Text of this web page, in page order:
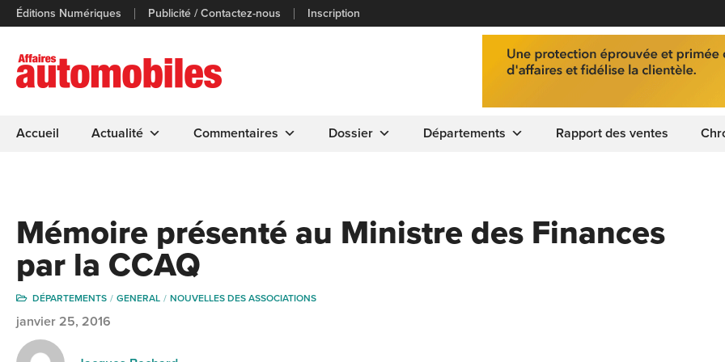
Éditions Numériques Publicité / Contactez-nous Inscription
Accueil Actualité Commentaires Dossier Départements Rapport des ventes
Mémoire présenté au Ministre des Finances
par la CCAQ
DÉPARTEMENTS GENERAL NOUVELLES DES ASSOCIATIONS
janvier 25, 2016